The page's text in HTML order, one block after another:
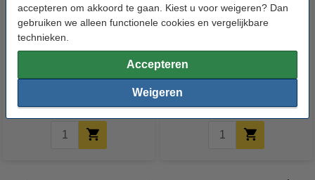
accepteren om akkoord te gaan. Kiest u voor weigeren? Dan
gebruiken we alleen functionele cookies en vergelijkbare
technieken.
Accepteren
Weigeren
123accu Xtreme Power MN1500
Penlite AA batterij 24 stuks